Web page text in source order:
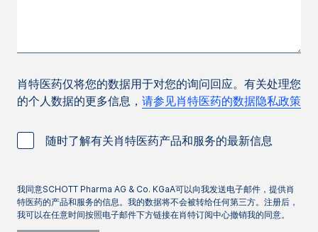
肖特医药仅将您的数据用于对您的询问回应。有关处理您
的个人数据的更多信息， 请参见肖特医药的数据隐私政策
随时了解有关肖特医药产品和服务的最新信息
我同意SCHOTT Pharma AG & Co. KGaA可以向我发送电子邮件，提供肖
特医药的产品和服务的信息。我的数据将不会被转给任何第三方。注册后，
我可以在任意时间按照电子邮件下方链接在肖特订阅中心撤销我的同意。